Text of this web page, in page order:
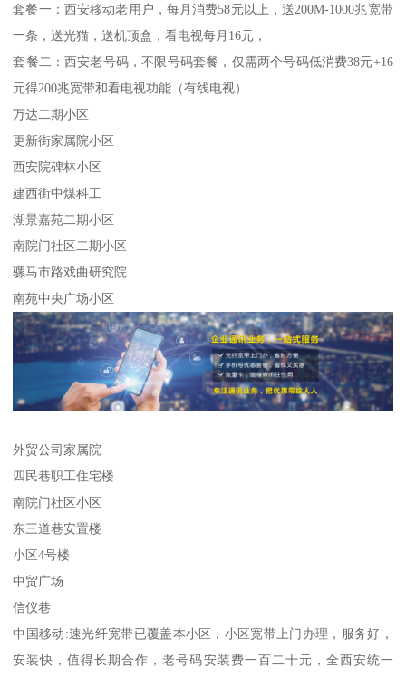
套餐一：西安移动老用户，每月消费58元以上，送200M-1000兆宽带
一条，送光猫，送机顶盒，看电视每月16元，
套餐二：西安老号码，不限号码套餐，仅需两个号码低消费38元+16
元得200兆宽带和看电视功能（有线电视）
万达二期小区
更新街家属院小区
西安院碑林小区
建西街中煤科工
湖景嘉苑二期小区
南院门社区二期小区
骡马市路戏曲研究院
南苑中央广场小区
外贸公司家属院
四民巷职工住宅楼
南院门社区小区
东三道巷安置楼
小区4号楼
中贸广场
信仪巷
中国移动:速光纤宽带已覆盖本小区，小区宽带上门办理，服务好，
安装快，值得长期合作，老号码安装费一百二十元，全西安统一